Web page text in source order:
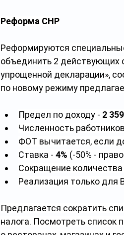
Реформа СНР
Реформируются
объединить 2 действующих
упрощенной декларации»,
по новому режиму
Предел по доходу - 2
Численность
ФОТ вычитается, если
Ставка - 4% (-50% -
Сокращение
Реализация только для
Предлагается сократить
налога. Посмотреть